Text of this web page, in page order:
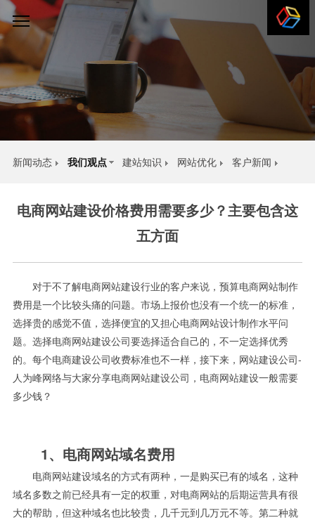
我们一直走在设计前沿，追求与研究从未停止。
分享我们的观点。
新闻动态 我们观点 建站知识 网站优化 客户新闻
电商网站建设价格费用需要多少？主要包含这
五方面
对于不了解电商网站建设行业的客户来说，预算电商网站制作
费用是一个比较头痛的问题。市场上报价也没有一个统一的标准，
选择贵的感觉不值，选择便宜的又担心电商网站设计制作水平问
题。选择电商网站建设公司要选择适合自己的，不一定选择优秀
的。每个电商建设公司收费标准也不一样，接下来，网站建设公司-
人为峰网络与大家分享电商网站建设公司，电商网站建设一般需要
多少钱？
1、电商网站域名费用
电商网站建设域名的方式有两种，一是购买已有的域名，这种
域名多数之前已经具有一定的权重，对电商网站的后期运营具有很
大的帮助，但这种域名也比较贵，几千元到几万元不等。第二种就